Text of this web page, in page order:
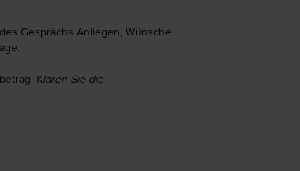
Gesprächs Anliegen, Wünsche
Klären Sie die